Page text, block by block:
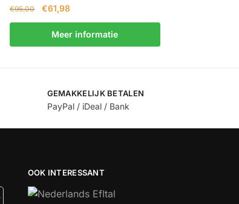
€95,00 €61,98
Meer informatie
GEMAKKELIJK BETALEN
PayPal / iDeal / Bank
OOK INTERESSANT